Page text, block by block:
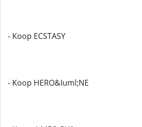
- Koop ECSTASY
- Koop HERO&Iuml;NE